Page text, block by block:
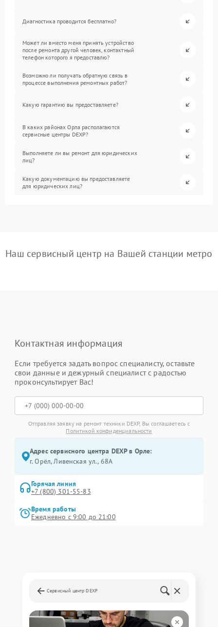
Диагностика проводится бесплатно?
Может ли вместо меня принять устройство
после ремонта другой человек, контактный
телефон которого я предоставлю?
Возможно ли получать обратную связь в
процессе выполнения ремонтных работ?
Какую гарантию вы предоставляете?
В каких районах Орла располагаются
сервисные центры DEXP?
Выполняете ли вы ремонт для юридических
лиц?
Какую документацию вы предоставляете
для юридических лиц?
Наш сервисный центр на Вашей станции метро
Контактная информация
Если требуется задать вопрос специалисту, оставьте
свои данные и дежурный специалист с радостью
проконсультирует Вас!
Отправляя заявку на ремонт техники DEXP, Вы соглашаетесь с
Политикой конфиденциальности
Адрес сервисного центра DEXP в Орле:
г. Орёл, Ливенская ул., 68А
Горячая линия
+7 (800) 301-55-83
Время работы
Ежедневно с 9:00 до 21:00
Сервисный центр DEXP